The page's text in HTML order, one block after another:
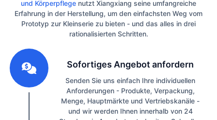
und Körperpflege nutzt Xiangxiang seine umfangreiche
Erfahrung in der Herstellung, um den einfachsten Weg vom
Prototyp zur Kleinserie zu bieten - und das alles in drei
rationalisierten Schritten.
Sofortiges Angebot anfordern
Senden Sie uns einfach Ihre individuellen
Anforderungen - Produkte, Verpackung,
Menge, Hauptmärkte und Vertriebskanäle -
und wir werden Ihnen innerhalb von 24